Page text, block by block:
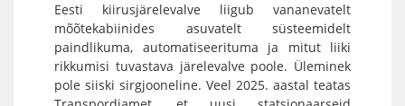
Eesti kiirusjärelevalve liigub vananevatelt
mõõtekabiinides asuvatelt süsteemidelt
paindlikuma, automatiseerituma ja mitut liiki
rikkumisi tuvastava järelevalve poole. Üleminek
pole siiski sirgjooneline. Veel 2025. aastal teatas